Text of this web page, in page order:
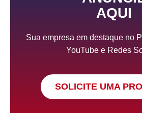
AQUI
Sua empresa em destaque no
YouTube e Redes
SOLICITE UMA